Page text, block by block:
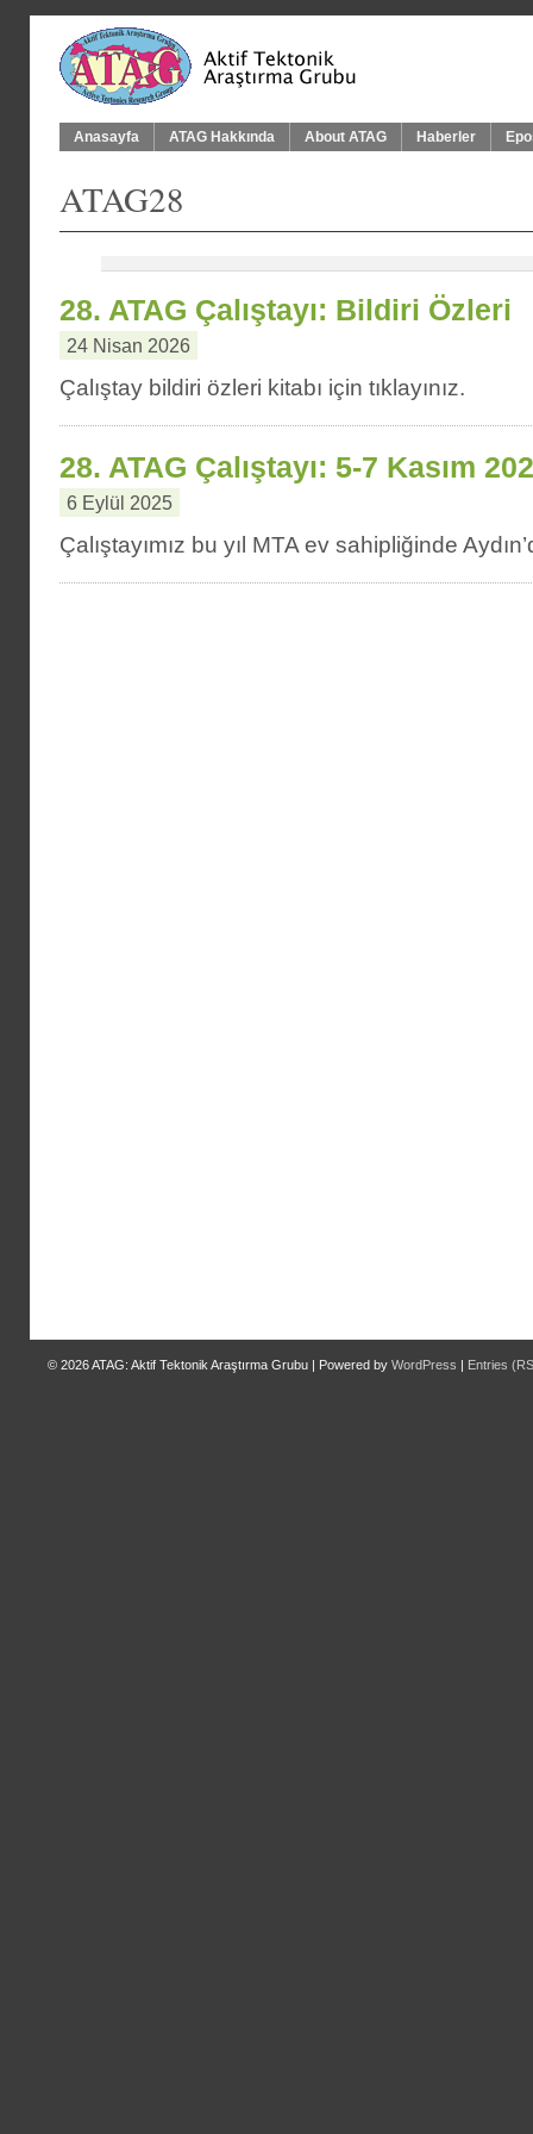
Anasayfa ATAG Hakkında About ATAG Haberler
ATAG28
28. ATAG Çalıştayı: Bildiri Özleri
24 Nisan 2026
Çalıştay bildiri özleri kitabı için tıklayınız.
28. ATAG Çalıştayı: 5-7 Kasım
6 Eylül 2025
Çalıştayımız bu yıl MTA ev sahipliğinde
© 2026ATAG: Aktif Tektonik Araştırma Grubu | Powered by WordPress | Entries